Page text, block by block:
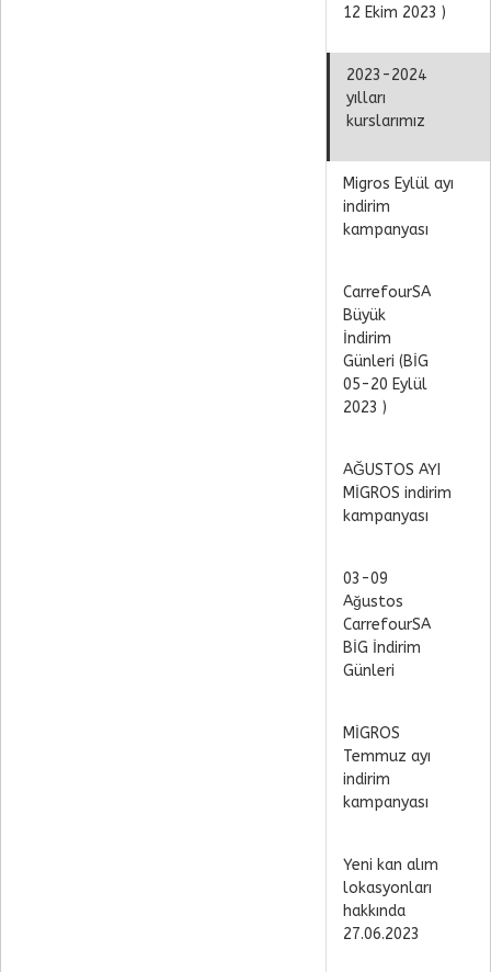
12 Ekim 2023 )
2023-2024
yılları
kurslarımız
Migros Eylül ayı
indirim
kampanyası
CarrefourSA
Büyük
İndirim
Günleri (BİG
05-20 Eylül
2023 )
AĞUSTOS AYI
MİGROS indirim
kampanyası
03-09
Ağustos
CarrefourSA
BİG İndirim
Günleri
MİGROS
Temmuz ayı
indirim
kampanyası
Yeni kan alım
lokasyonları
hakkında
27.06.2023